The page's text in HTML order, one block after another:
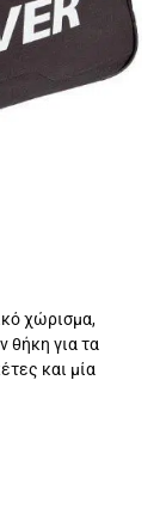
χώρισμα,
θήκη για τα
και μία